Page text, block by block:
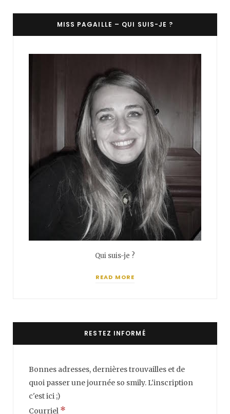
MISS PAGAILLE – QUI SUIS-JE ?
Qui suis-je ?
READ MORE
RESTEZ INFORMÉ
Bonnes adresses, dernières trouvailles et de
quoi passer une journée so smily. L'inscription
c'est ici ;)
Courriel *